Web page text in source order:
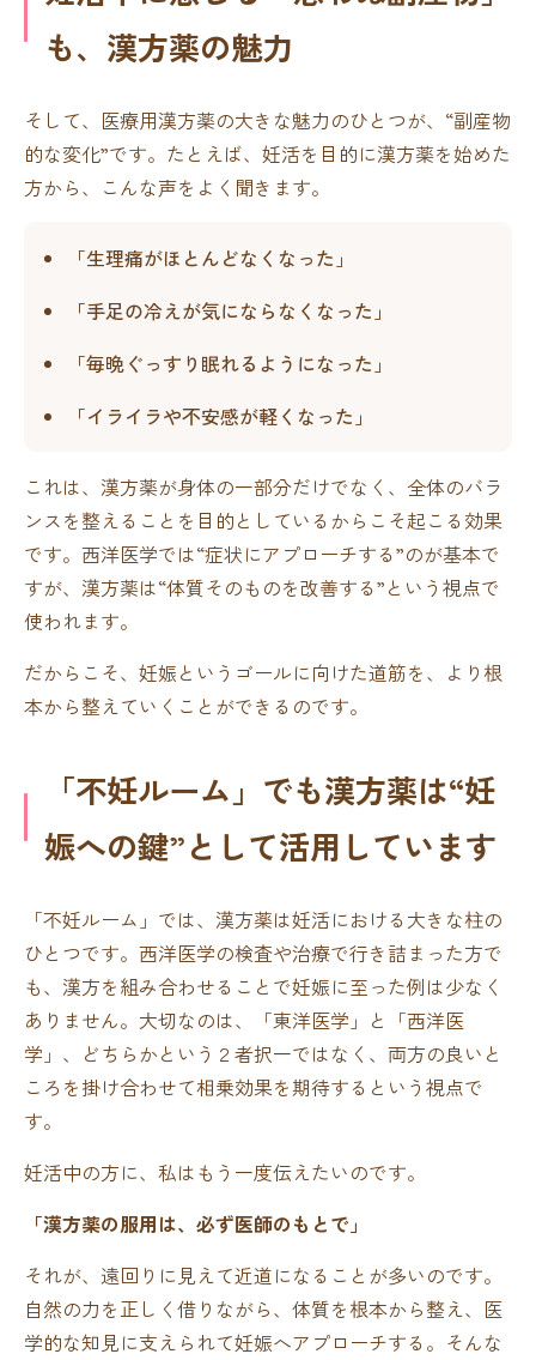
も、漢方薬の魅力
そして、医療用漢方薬の大きな魅力のひとつが、“副産物
的な変化”です。たとえば、妊活を目的に漢方薬を始めた
方から、こんな声をよく聞きます。
「生理痛がほとんどなくなった」
「手足の冷えが気にならなくなった」
「毎晩ぐっすり眠れるようになった」
「イライラや不安感が軽くなった」
これは、漢方薬が身体の一部分だけでなく、全体のバラ
ンスを整えることを目的としているからこそ起こる効果
です。西洋医学では“症状にアプローチする”のが基本で
すが、漢方薬は“体質そのものを改善する”という視点で
使われます。
だからこそ、妊娠というゴールに向けた道筋を、より根
本から整えていくことができるのです。
「不妊ルーム」でも漢方薬は“妊
娠への鍵”として活用しています
「不妊ルーム」では、漢方薬は妊活における大きな柱の
ひとつです。西洋医学の検査や治療で行き詰まった方で
も、漢方を組み合わせることで妊娠に至った例は少なく
ありません。大切なのは、「東洋医学」と「西洋医
学」、どちらかという２者択一ではなく、両方の良いと
ころを掛け合わせて相乗効果を期待するという視点で
す。
妊活中の方に、私はもう一度伝えたいのです。
「漢方薬の服用は、必ず医師のもとで」
それが、遠回りに見えて近道になることが多いのです。
自然の力を正しく借りながら、体質を根本から整え、医
学的な知見に支えられて妊娠へアプローチする。そんな